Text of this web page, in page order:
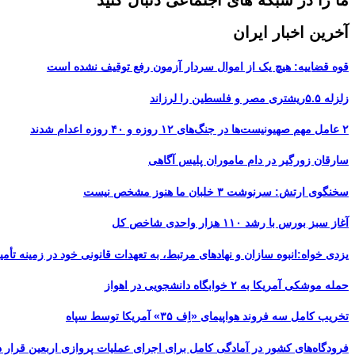
آخرین اخبار ایران
قوه قضاییه: هیچ یک از اموال سردار آزمون رفع توقیف نشده است
زلزله ۵.۵ریشتری مصر و فلسطین را لرزاند
۲ عامل مهم صهیونیست‌ها در جنگ‌های ۱۲ روزه و ۴۰ روزه اعدام شدند
سارقان زورگیر در دام ماموران پلیس آگاهی
سخنگوی ارتش: سرنوشت ۳ خلبان ما هنوز مشخص نیست
آغاز سبز بورس با رشد ۱۱۰ هزار واحدی شاخص کل
یزدی خواه:انبوه سازان و نهادهای مرتبط، به تعهدات قانونی خود در زمینه
حمله موشکی آمریکا به ۲ خوابگاه دانشجویی در اهواز
تخریب کامل سه فروند هواپیمای «اِف ۳۵» آمریکا توسط سپاه
فرودگاه‌های کشور در آمادگی کامل برای اجرای عملیات پروازی اربعین قرار